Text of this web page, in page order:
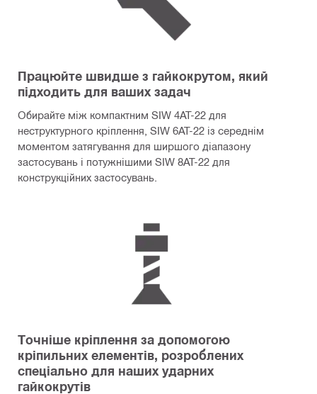
Працюйте швидше з гайкокрутом, який
підходить для ваших задач
Обирайте між компактним SIW 4AT-22 для
неструктурного кріплення, SIW 6AT-22 із середнім
моментом затягування для ширшого діапазону
застосувань і потужнішими SIW 8AT-22 для
конструкційних застосувань.
Точніше кріплення за допомогою
кріпильних елементів, розроблених
спеціально для наших ударних
гайкокрутів